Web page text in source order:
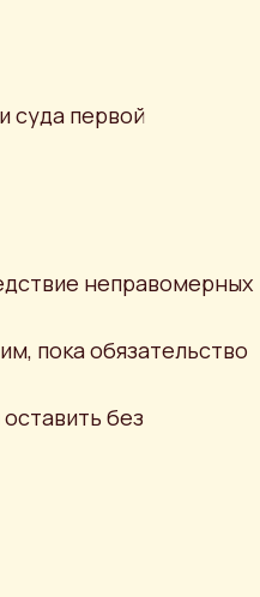
суда первой
неправомерных
пока обязательство
без